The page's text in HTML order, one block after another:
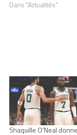
Dans "Actualités"
Shaquille O’Neal